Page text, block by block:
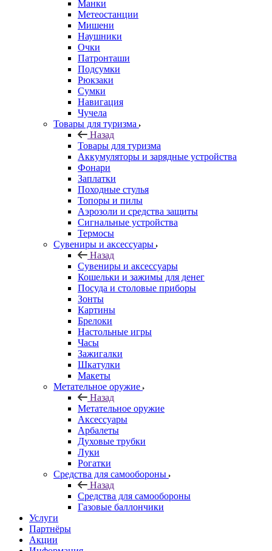
Манки
Метеостанции
Мишени
Наушники
Очки
Патронташи
Подсумки
Рюкзаки
Сумки
Навигация
Чучела
Товары для туризма
Назад
Товары для туризма
Аккумуляторы и зарядные устройства
Фонари
Заплатки
Походные стулья
Топоры и пилы
Аэрозоли и средства защиты
Сигнальные устройства
Термосы
Сувениры и аксессуары
Назад
Сувениры и аксессуары
Кошельки и зажимы для денег
Посуда и столовые приборы
Зонты
Картины
Брелоки
Настольные игры
Часы
Зажигалки
Шкатулки
Макеты
Метательное оружие
Назад
Метательное оружие
Аксессуары
Арбалеты
Духовые трубки
Луки
Рогатки
Средства для самообороны
Назад
Средства для самообороны
Газовые баллончики
Услуги
Партнёры
Акции